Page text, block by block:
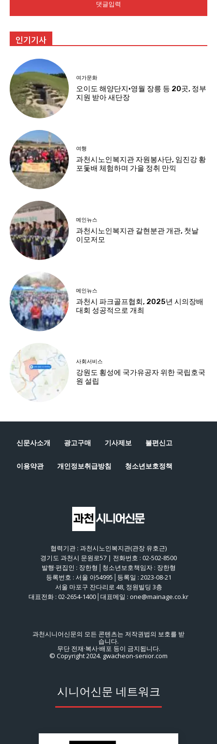
신문사소개 광고구매 기사제보 불편신고
이용약관 개인정보취급방침 청소년보호정책
협력기관 : 과천시노인복지관(관장 유호근)
경기도 과천시 문원로57 | 전화번호 : 02-502-8500
발행·편집인 : 장한형│청소년보호책임자 : 장한형
등록번호 : 서울 아54995│등록일 : 2023-08-21
서울 마포구 잔다리로 48, 정원빌딩 3층
대표전화 : 02-2654-1400│대표메일 : one@mainage.co.kr
과천시니어신문의 모든 콘텐츠는 저작권법의 보호를 받
습니다.
무단 전재·복사·배포 등이 금지됩니다.
© Copyright 2024. gwacheon-senior.com
시니어신문 네트워크